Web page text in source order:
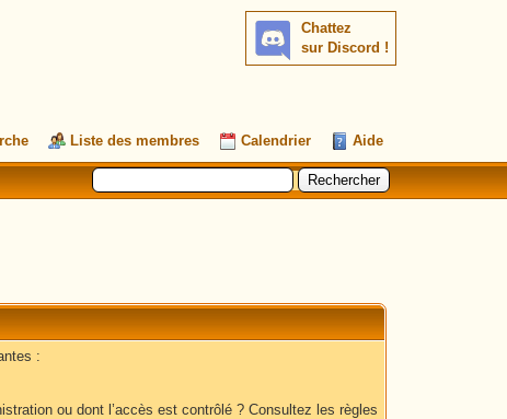
Chattez
sur Discord !
Liste des membres Calendrier Aide
:
ou dont l’accès est contrôlé ? Consultez les règles